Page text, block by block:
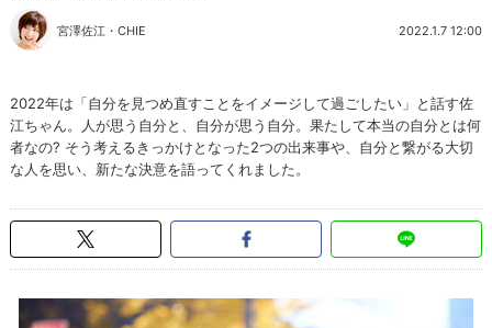
宮澤佐江 ・CHIE 2022.1.7 12:00
2022年は「自分を見つめ直すことをイメージして過ごしたい」と話す佐
江ちゃん。人が思う自分と、自分が思う自分。果たして本当の自分とは何
者なの? そう考えるきっかけとなった2つの出来事や、自分と繋がる大切
な人を思い、新たな決意を語ってくれました。